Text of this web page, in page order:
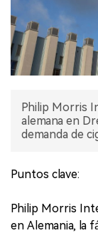
Philip Morris
alemana en
demanda de
Puntos clave:
Philip Morris
en Alemania, la